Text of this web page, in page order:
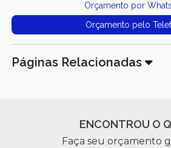
Orçamento por
Orçamento pelo
Páginas Relacionadas
ENCONTROU O
Faça seu orçamento